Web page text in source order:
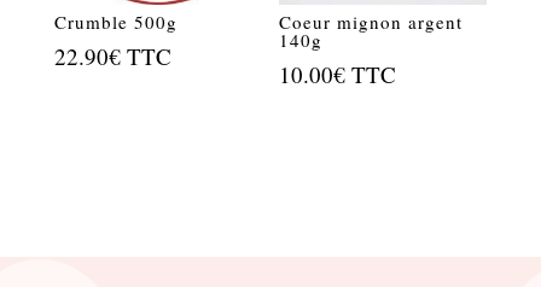
Crumble 500g
22.90€ TTC
Coeur mignon argent
140g
10.00€ TTC